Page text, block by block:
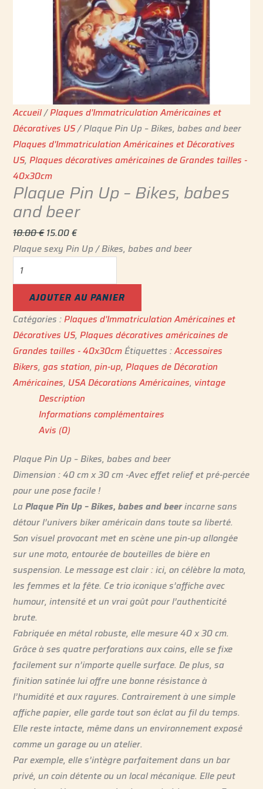
Accueil/Plaques d'Immatriculation Américaines et
Décoratives US/ Plaque Pin Up – Bikes, babes and beer
Plaques d'Immatriculation Américaines et Décoratives
US,Plaques décoratives américaines de Grandes tailles -
40x30cm
Plaque Pin Up – Bikes, babes
and beer
18.00€15.00€
Plaque sexy Pin Up / Bikes, babes and beer
AJOUTER AU PANIER
Catégories :Plaques d'Immatriculation Américaines et
Décoratives US,Plaques décoratives américaines de
Grandes tailles - 40x30cmÉtiquettes :Accessoires
Bikers,gas station,pin-up,Plaques de Décoration
Américaines, USA Décorations Américaines, vintage
Description
Informations complémentaires
Avis (0)
Plaque Pin Up – Bikes, babes and beer
Dimension : 40 cm x 30 cm -Avec effet relief et pré-percée
pour une pose facile !
LaPlaque Pin Up – Bikes, babes and beerincarne sans
détour l’univers biker américain dans toute sa liberté.
Son visuel provocant met en scène une pin-up allongée
sur une moto, entourée de bouteilles de bière en
suspension. Le message est clair : ici, on célèbre la moto,
les femmes et la fête. Ce trio iconique s’affiche avec
humour, intensité et un vrai goût pour l’authenticité
brute.
Fabriquée en métal robuste, elle mesure 40 x 30 cm.
Grâce à ses quatre perforations aux coins, elle se fixe
facilement sur n’importe quelle surface. De plus, sa
finition satinée lui offre une bonne résistance à
l’humidité et aux rayures. Contrairement à une simple
affiche papier, elle garde tout son éclat au fil du temps.
Elle reste intacte, même dans un environnement exposé
comme un garage ou un atelier.
Par exemple, elle s’intègre parfaitement dans un bar
privé, un coin détente ou un local mécanique. Elle peut